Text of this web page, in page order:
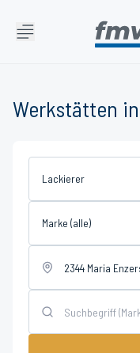
Werkstätten
Lackierer
Marke (alle)